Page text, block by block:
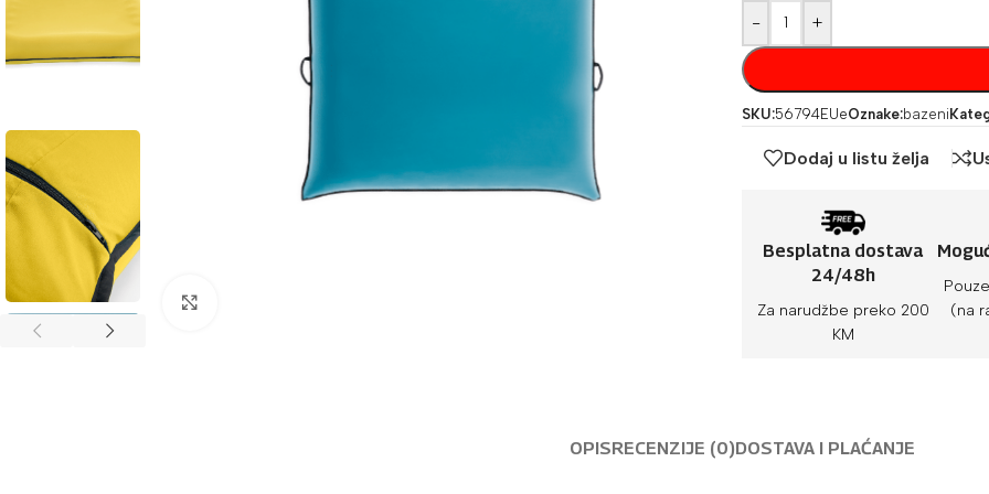
- +
SKU:56794EUeOznake:bazeni
Dodaj u listu želja
Besplatna dostava
24/48h
Za narudžbe preko 200
KM
(na
OPISRECENZIJE (0)DOSTAVA I PLAĆANJE